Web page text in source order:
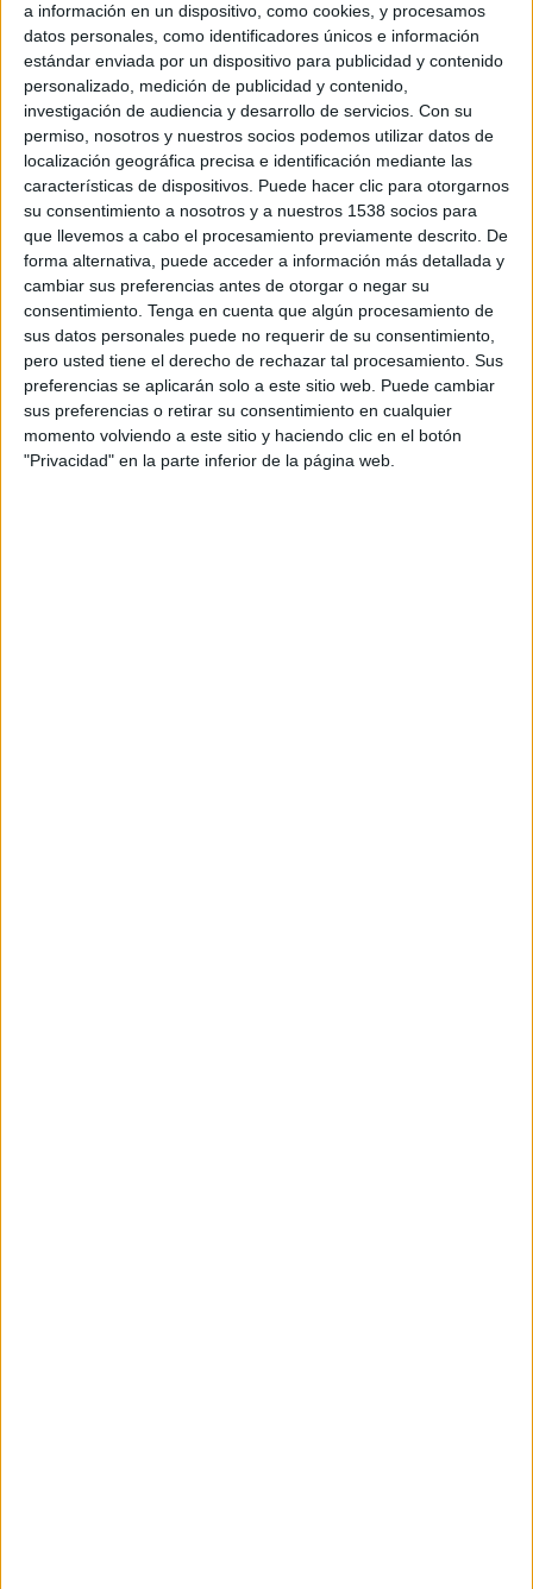
a información en un dispositivo, como cookies, y procesamos
datos personales, como identificadores únicos e información
estándar enviada por un dispositivo para publicidad y contenido
personalizado, medición de publicidad y contenido,
investigación de audiencia y desarrollo de servicios. Con su
permiso, nosotros y nuestros socios podemos utilizar datos de
localización geográfica precisa e identificación mediante las
características de dispositivos. Puede hacer clic para otorgarnos
su consentimiento a nosotros y a nuestros 1538 socios para
que llevemos a cabo el procesamiento previamente descrito. De
forma alternativa, puede acceder a información más detallada y
cambiar sus preferencias antes de otorgar o negar su
consentimiento. Tenga en cuenta que algún procesamiento de
sus datos personales puede no requerir de su consentimiento,
pero usted tiene el derecho de rechazar tal procesamiento. Sus
preferencias se aplicarán solo a este sitio web. Puede cambiar
sus preferencias o retirar su consentimiento en cualquier
momento volviendo a este sitio y haciendo clic en el botón
"Privacidad" en la parte inferior de la página web.
La startup portuguesa confía la gestión de su
comunicación a la consultora
Roman, consultora de comunicación
especializada en la protección y proyección de la
reputación corporativa, ha sido seleccionada por
Barkyn como su consultora de comunicación y
relaciones públicas, colaborando en la definición
de la estrategia de posicionamiento y ejecutando
el plan integral de comunicación de la compañía.
En concreto, la división de comunicación lifestyle
de Roman pondrá el foco en el desarrollo y
puesta en marcha del plan de comunicación
integral de la compañía que tendrá como
objetivo posicionar a Barkyn en el sector de la
comida para perros en España.